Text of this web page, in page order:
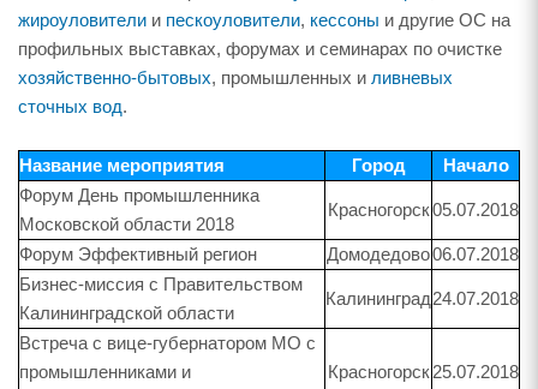
жироуловители и пескоуловители, кессоны и другие ОС на
профильных выставках, форумах и семинарах по очистке
хозяйственно-бытовых, промышленных и ливневых
сточных вод.
Название мероприятия Город
Начало
Форум День промышленника
Московской области 2018
Красногорск05.07.2018
Форум Эффективный регион Домодедово06.07.2018
Бизнес-миссия с Правительством
Калининградской области
Калининград24.07.2018
Встреча с вице-губернатором МО с
промышленниками и
Красногорск 25.07.2018